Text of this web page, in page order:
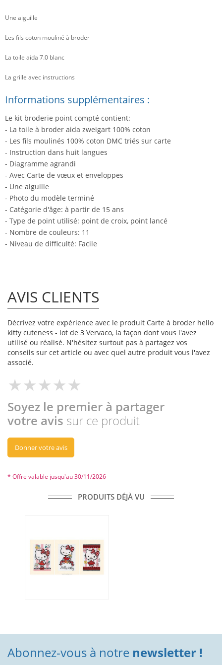
Une aiguille
Les fils coton mouliné à broder
La toile aida 7.0 blanc
La grille avec instructions
Informations supplémentaires :
Le kit broderie point compté contient:
- La toile à broder aida zweigart 100% coton
- Les fils moulinés 100% coton DMC triés sur carte
- Instruction dans huit langues
- Diagramme agrandi
- Avec Carte de vœux et enveloppes
- Une aiguille
- Photo du modèle terminé
- Catégorie d'âge: à partir de 15 ans
- Type de point utilisé: point de croix, point lancé
- Nombre de couleurs: 11
- Niveau de difficulté: Facile
AVIS CLIENTS
Décrivez votre expérience avec le produit Carte à broder hello
kitty cuteness - lot de 3 Vervaco, la façon dont vous l'avez
utilisé ou réalisé. N'hésitez surtout pas à partagez vos
conseils sur cet article ou avec quel autre produit vous l'avez
associé.
Soyez le premier à partager
votre avis sur ce produit
Donner votre avis
* Offre valable jusqu'au 30/11/2026
PRODUITS DÉJÀ VU
Abonnez-vous à notre newsletter !